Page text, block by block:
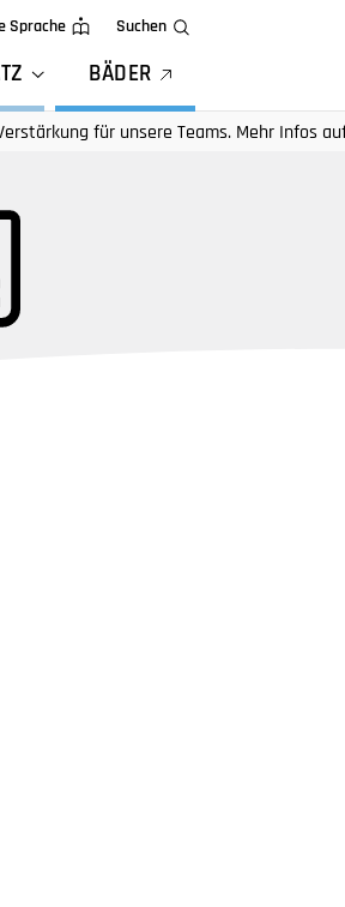
Sprache Suchen
BÄDER
für unsere Teams. Mehr Infos auf